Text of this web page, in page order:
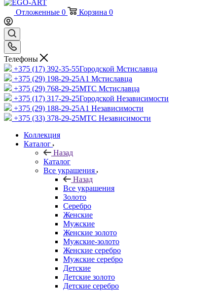
Отложенные 0 Корзина 0
Телефоны
+375 (17) 392-35-55Городской Мстиславца
+375 (29) 198-29-25A1 Мстиславца
+375 (29) 768-29-25МТС Мстиславца
+375 (17) 317-29-25Городской Независимости
+375 (29) 188-29-25A1 Независимости
+375 (33) 378-29-25МТС Независимости
Коллекция
Каталог
Назад
Каталог
Все украшения
Назад
Все украшения
Золото
Серебро
Женские
Мужские
Женские золото
Мужские-золото
Женские серебро
Мужские серебро
Детские
Детские золото
Детские серебро